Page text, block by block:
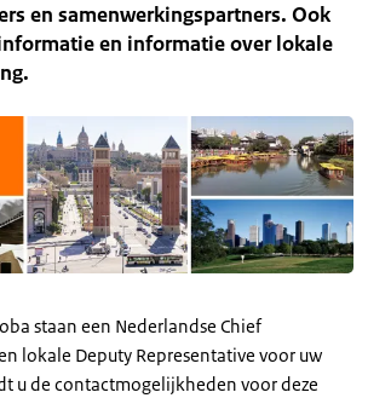
en samenwerkingspartners. Ook
en informatie over lokale
staan een Nederlandse Chief
lokale Deputy Representative voor uw
u de contactmogelijkheden voor deze